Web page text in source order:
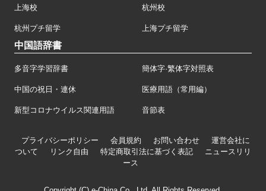
上海校 杭州校
杭州プチ留学 上海プチ留学
中国語辞書
多音字学習辞書 簡体字·繁体字対照表
中国の祝日・連休 医療用語（常用編）
新型コロナウイルス関連用語 音節表
プライバシーポリシー 会員規約 お問い合わせ
運営会社に
ついて
リンク自由 特定商取引法に基づく表記
ニュースリリ
ース